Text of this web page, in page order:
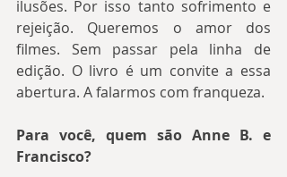
ilusões. Por isso tanto sofrimento e
rejeição. Queremos o amor dos
filmes. Sem passar pela linha de
edição. O livro é um convite a essa
abertura. A falarmos com franqueza.
Para você, quem são Anne B. e
Francisco?